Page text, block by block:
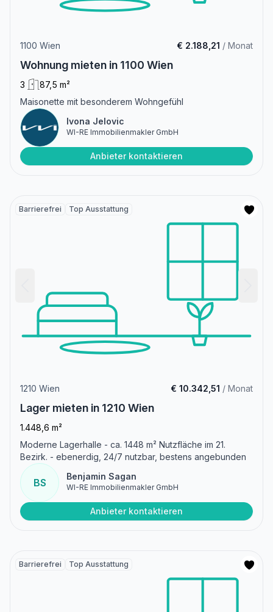
1100 Wien € 2.188,21 / Monat
Wohnung mieten in 1100 Wien
3
87,5 m²
Maisonette mit besonderem Wohngefühl
Ivona Jelovic
WI-RE Immobilienmakler GmbH
Anbieter kontaktieren
Barrierefrei Top Ausstattung
1210 Wien € 10.342,51 / Monat
Lager mieten in 1210 Wien
1.448,6 m²
Moderne Lagerhalle - ca. 1448 m² Nutzfläche im 21.
Bezirk. - ebenerdig, 24/7 nutzbar, bestens angebunden
BS
Benjamin Sagan
WI-RE Immobilienmakler GmbH
Anbieter kontaktieren
Barrierefrei Top Ausstattung